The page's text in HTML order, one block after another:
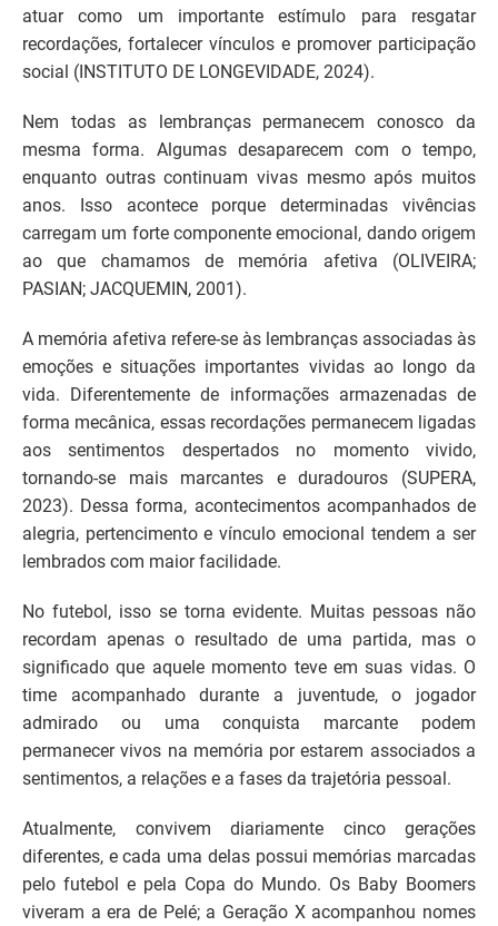
atuar como um importante estímulo para resgatar
recordações, fortalecer vínculos e promover participação
social (INSTITUTO DE LONGEVIDADE, 2024).
Nem todas as lembranças permanecem conosco da
mesma forma. Algumas desaparecem com o tempo,
enquanto outras continuam vivas mesmo após muitos
anos. Isso acontece porque determinadas vivências
carregam um forte componente emocional, dando origem
ao que chamamos de memória afetiva (OLIVEIRA;
PASIAN; JACQUEMIN, 2001).
A memória afetiva refere-se às lembranças associadas às
emoções e situações importantes vividas ao longo da
vida. Diferentemente de informações armazenadas de
forma mecânica, essas recordações permanecem ligadas
aos sentimentos despertados no momento vivido,
tornando-se mais marcantes e duradouros (SUPERA,
2023). Dessa forma, acontecimentos acompanhados de
alegria, pertencimento e vínculo emocional tendem a ser
lembrados com maior facilidade.
No futebol, isso se torna evidente. Muitas pessoas não
recordam apenas o resultado de uma partida, mas o
significado que aquele momento teve em suas vidas. O
time acompanhado durante a juventude, o jogador
admirado ou uma conquista marcante podem
permanecer vivos na memória por estarem associados a
sentimentos, a relações e a fases da trajetória pessoal.
Atualmente, convivem diariamente cinco gerações
diferentes, e cada uma delas possui memórias marcadas
pelo futebol e pela Copa do Mundo. Os Baby Boomers
viveram a era de Pelé; a Geração X acompanhou nomes